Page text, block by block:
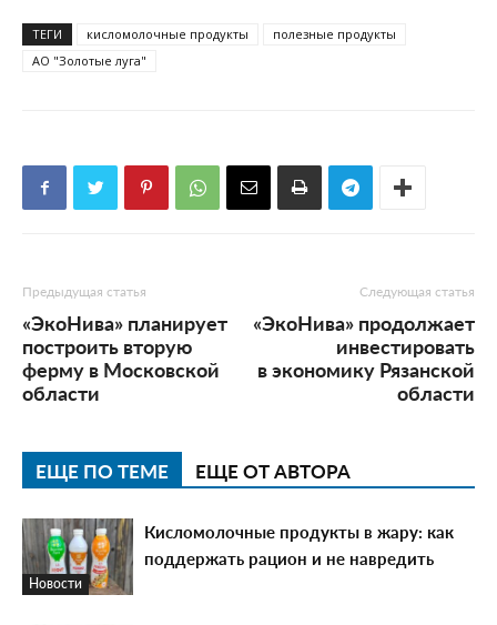
ТЕГИ кисломолочные продукты
полезные продукты
АО "Золотые луга"
Предыдущая статья
«ЭкоНива» планирует
построить вторую
ферму в Московской
области
Следующая статья
«ЭкоНива» продолжает
инвестировать
в экономику Рязанской
области
ЕЩЕ ПО ТЕМЕ ЕЩЕ ОТ АВТОРА
Новости
Кисломолочные продукты в жару: как
поддержать рацион и не навредить